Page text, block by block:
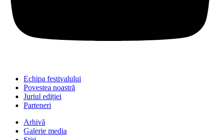
Echipa festivalului
Povestea noastră
Juriul ediției
Parteneri
Arhivă
Galerie media